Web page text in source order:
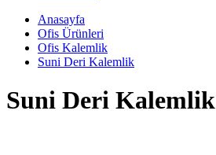
Anasayfa
Ofis Ürünleri
Ofis Kalemlik
Suni Deri Kalemlik
Suni Deri Kalemlik